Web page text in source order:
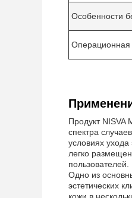
Особенности
Операционная
Продукт NISVA
спектра
условиях
легко
пользователей.
Одно из
эстетических